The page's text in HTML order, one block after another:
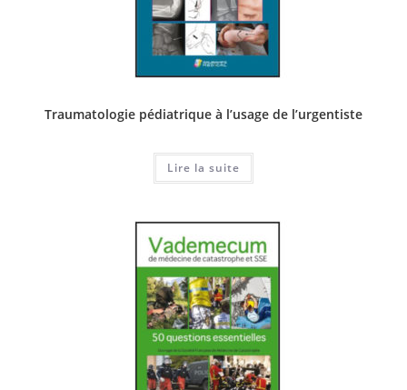
Traumatologie pédiatrique à l’usage de l’urgentiste
Lire la suite